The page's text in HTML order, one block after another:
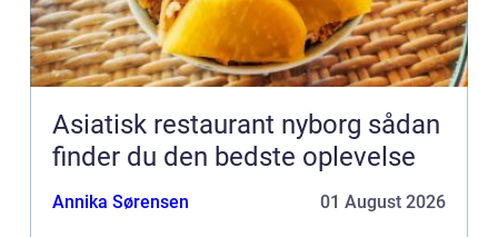
Asiatisk restaurant nyborg sådan
finder du den bedste oplevelse
Annika Sørensen 01 August 2026